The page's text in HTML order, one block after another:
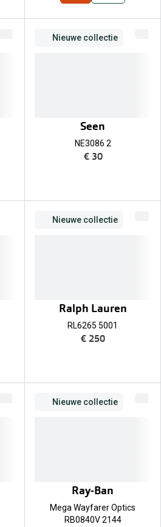
Nieuwe collectie
Seen
NE3086 2
€ 30
Nieuwe collectie
Ralph Lauren
RL6265 5001
€ 250
Nieuwe collectie
Ray-Ban
Mega Wayfarer Optics
RB0840V 2144